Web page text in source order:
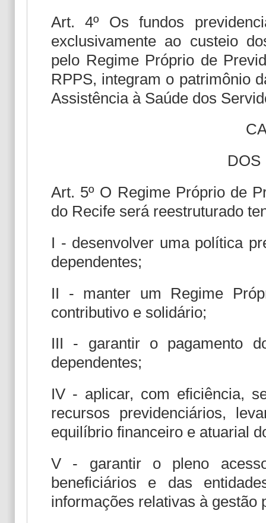
Art. 4º Os fundos
exclusivamente ao custeio
pelo Regime Próprio de
RPPS, integram o patrimônio
Assistência à Saúde dos
DOS
Art. 5º O Regime Próprio de
do Recife será reestruturado
I - desenvolver uma política
dependentes;
II - manter um Regime
contributivo e solidário;
III - garantir o pagamento
dependentes;
IV - aplicar, com eficiência,
recursos previdenciários,
equilíbrio financeiro e atuarial
V - garantir o pleno
beneficiários e das
informações relativas à gestão